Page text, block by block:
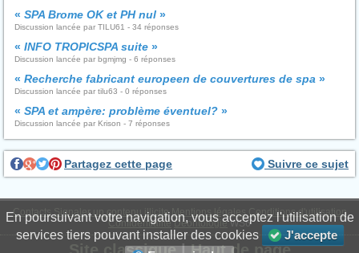
« SPA Brome OK et PH nul »
Discussion lancée par TILU61 - 34 réponses
« INFO TROPICSPA suite »
Discussion lancée par bgmjmg - 6 réponses
« Recherche fabricant europeen de couvertures de spa »
Discussion lancée par tilu63 - 0 réponses
« SPA et ampère: problème éventuel? »
Discussion lancée par Krison - 7 réponses
Partagez cette page Suivre ce sujet
Contacts Signaler un contenu illicite Mentions légales Conditions d'utilisation
Confidentialité DéontologieWS6
En poursuivant votre navigation, vous acceptez l'utilisation de
services tiers pouvant installer des cookies
J'accepte